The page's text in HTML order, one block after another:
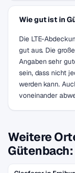
Wie gut ist in
Die LTE-
gut aus. Die
Angaben sehr
sein, dass nicht
werden kann.
voneinander
Weitere
Gütenbach: